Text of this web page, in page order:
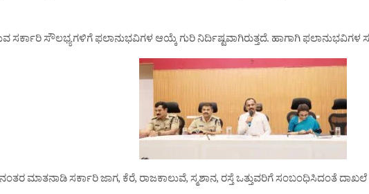
ಸರ್ಕಾರಿ ಸೌಲಭ್ಯಗಳಿಗೆ ಫಲಾನುಭವಿಗಳ ಆಯ್ಕೆ ಗುರಿ ನಿರ್ದಿಷ್ಟವಾಗಿರುತ್ತದೆ. ಹಾಗಾಗಿ ಫಲಾನುಭವಿಗಳ
ಮಾತನಾಡಿ ಸರ್ಕಾರಿ ಜಾಗ, ಕೆರೆ, ರಾಜಕಾಲುವೆ, ಸ್ಮಶಾನ, ರಸ್ತೆ ಒತ್ತುವರಿಗೆ ಸಂಬಂಧಿಸಿದಂತೆ